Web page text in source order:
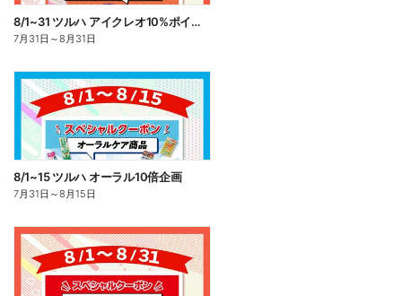
8/1~31 ツルハ アイクレオ10%ポイント還元
7月31日 ～8月31日
8/1~15 ツルハ オーラル10倍企画
7月31日 ～8月15日